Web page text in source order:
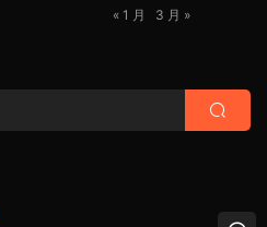
« 1 月
3 月 »